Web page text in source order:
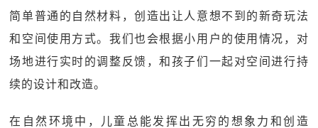
简单普通的自然材料，创造出让人意想不到的新奇玩法
和空间使用方式。我们也会根据小用户的使用情况，对
场地进行实时的调整反馈，和孩子们一起对空间进行持
续的设计和改造。
在自然环境中，儿童总能发挥出无穷的想象力和创造